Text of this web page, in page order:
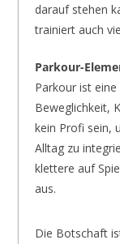
darauf stehen
trainiert auch
Parkour-
Parkour ist
Beweglichkeit,
kein Profi sein,
Alltag zu
klettere auf
aus.
Die Botschaft